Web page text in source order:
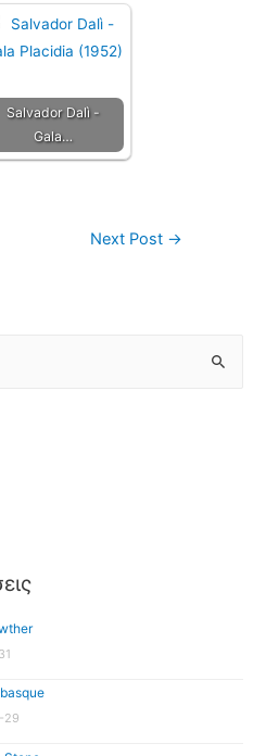
Salvador Dalì -
Gala…
Next Post →
29